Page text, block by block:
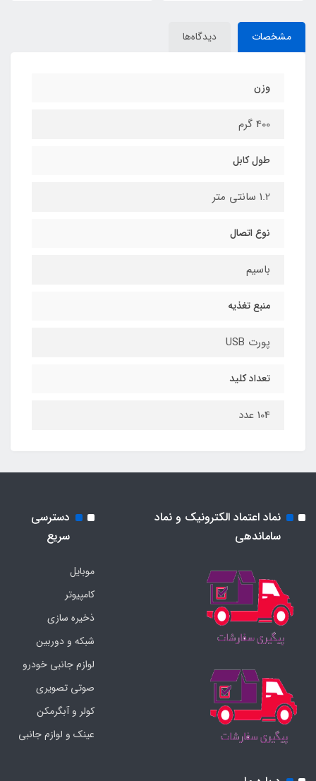
مشخصات دیدگاه‌ها
وزن
400 گرم
طول کابل
1.2 سانتی متر
نوع اتصال
باسیم
منبع تغذیه
پورت USB
تعداد کلید
104 عدد
نماد اعتماد الکترونیک و نماد
ساماندهی
دسترسی
سریع
موبایل
کامپیوتر
ذخیره سازی
شبکه و دوربین
لوازم جانبی خودرو
صوتی تصویری
کولر و آبگرمکن
عینک و لوازم جانبی